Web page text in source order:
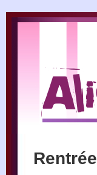
Rentrée